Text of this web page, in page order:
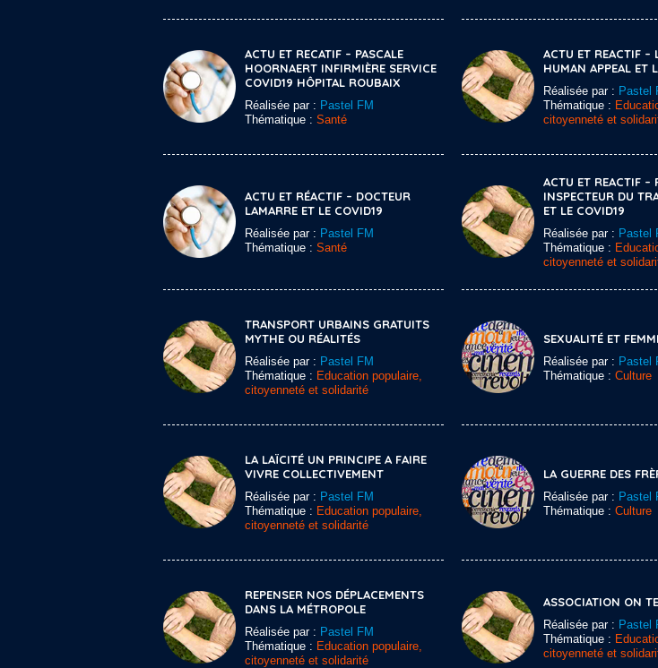
ACTU ET RECATIF – PASCALE
HOORNAERT INFIRMIÈRE SERVICE
COVID19 HÔPITAL ROUBAIX
Réalisée par : Pastel FM
Thématique : Santé
ACTU ET REACTIF –
HUMAN APPEAL ET
Réalisée par : Pastel
Thématique :
citoyenneté et
ACTU ET RÉACTIF – DOCTEUR
LAMARRE ET LE COVID19
Réalisée par : Pastel FM
Thématique : Santé
ACTU ET REACTIF –
INSPECTEUR DU
ET LE COVID19
Réalisée par : Pastel
Thématique :
citoyenneté et
TRANSPORT URBAINS GRATUITS
MYTHE OU RÉALITÉS
Réalisée par : Pastel FM
Thématique : Education populaire,
citoyenneté et solidarité
SEXUALITÉ ET
Réalisée par : Pastel
Thématique : Culture
LA LAÏCITÉ UN PRINCIPE A FAIRE
VIVRE COLLECTIVEMENT
Réalisée par : Pastel FM
Thématique : Education populaire,
citoyenneté et solidarité
LA GUERRE DES
Réalisée par : Pastel
Thématique : Culture
REPENSER NOS DÉPLACEMENTS
DANS LA MÉTROPOLE
Réalisée par : Pastel FM
Thématique : Education populaire,
citoyenneté et solidarité
ASSOCIATION ON
Réalisée par : Pastel
Thématique :
citoyenneté et